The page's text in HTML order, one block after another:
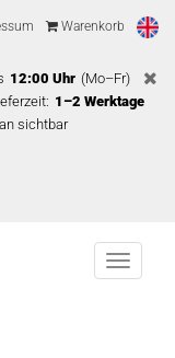
Warenkorb
12:00 Uhr (Mo–Fr)
1–2 Werktage
sichtbar
Menu